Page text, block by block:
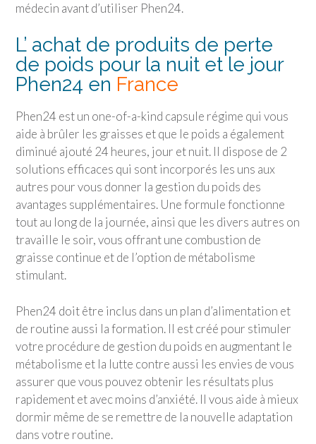
médecin avant d’utiliser Phen24.
L’ achat de produits de perte
de poids pour la nuit et le jour
Phen24 en France
Phen24 est un one-of-a-kind capsule régime qui vous
aide à brûler les graisses et que le poids a également
diminué ajouté 24 heures, jour et nuit. Il dispose de 2
solutions efficaces qui sont incorporés les uns aux
autres pour vous donner la gestion du poids des
avantages supplémentaires. Une formule fonctionne
tout au long de la journée, ainsi que les divers autres on
travaille le soir, vous offrant une combustion de
graisse continue et de l’option de métabolisme
stimulant.
Phen24 doit être inclus dans un plan d’alimentation et
de routine aussi la formation. Il est créé pour stimuler
votre procédure de gestion du poids en augmentant le
métabolisme et la lutte contre aussi les envies de vous
assurer que vous pouvez obtenir les résultats plus
rapidement et avec moins d’anxiété. Il vous aide à mieux
dormir même de se remettre de la nouvelle adaptation
dans votre routine.